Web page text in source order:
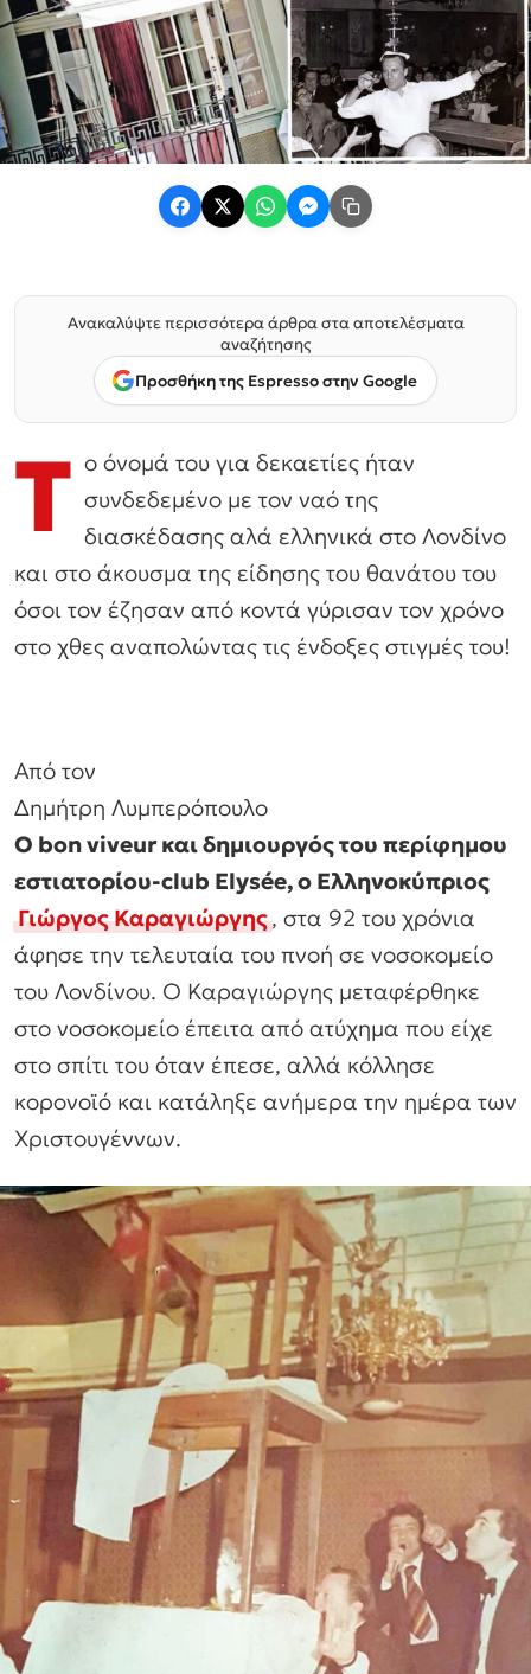
Ανακαλύψτε περισσότερα άρθρα στα αποτελέσματα
αναζήτησης
Προσθήκη της Espresso στην Google
T o όνομά του για δεκαετίες ήταν
συνδεδεμένο με τον ναό της
διασκέδασης αλά ελληνικά στο Λονδίνο
και στο άκουσμα της είδησης του θανάτου του
όσοι τον έζησαν από κοντά γύρισαν τον χρόνο
στο χθες αναπολώντας τις ένδοξες στιγμές του!
Από τον
Δημήτρη Λυμπερόπουλο
Ο bon viveur και δημιουργός του περίφημου
εστιατορίου-club Elysée, ο Ελληνοκύπριος
Γιώργος Καραγιώργης, στα 92 του χρόνια
άφησε την τελευταία του πνοή σε νοσοκομείο
του Λονδίνου. Ο Καραγιώργης μεταφέρθηκε
στο νοσοκομείο έπειτα από ατύχημα που είχε
στο σπίτι του όταν έπεσε, αλλά κόλλησε
κορονοϊό και κατάληξε ανήμερα την ημέρα των
Χριστουγέννων.